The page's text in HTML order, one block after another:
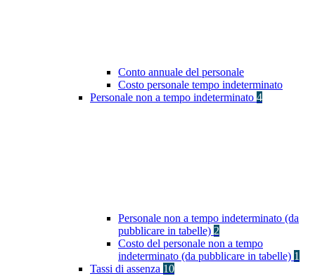
Conto annuale del personale
Costo personale tempo indeterminato
Personale non a tempo indeterminato 4
Personale non a tempo indeterminato (da
pubblicare in tabelle) 2
Costo del personale non a tempo
indeterminato (da pubblicare in tabelle) 1
Tassi di assenza 10